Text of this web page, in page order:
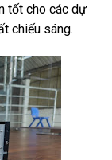
tốt cho các dự
chiếu sáng.